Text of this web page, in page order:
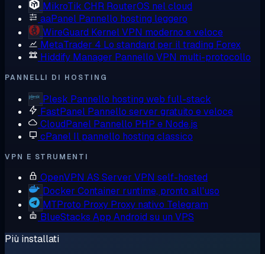
MikroTik CHR RouterOS nel cloud
aaPanel Pannello hosting leggero
WireGuard Kernel VPN moderno e veloce
MetaTrader 4 Lo standard per il trading Forex
Hiddify Manager Pannello VPN multi-protocollo
PANNELLI DI HOSTING
Plesk Pannello hosting web full-stack
FastPanel Pannello server gratuito e veloce
CloudPanel Pannello PHP e Node.js
cPanel Il pannello hosting classico
VPN E STRUMENTI
OpenVPN AS Server VPN self-hosted
Docker Container runtime, pronto all'uso
MTProto Proxy Proxy nativo Telegram
BlueStacks App Android su un VPS
Più installati